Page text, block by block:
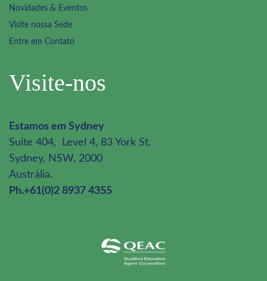
Novidades & Eventos
Visite nossa Sede
Entre em Contato
Visite-nos
Estamos em Sydney
Suite 404, Level 4, 83 York St.
Sydney, NSW, 2000
Austrália.
Ph.+61(0)2 8937 4355